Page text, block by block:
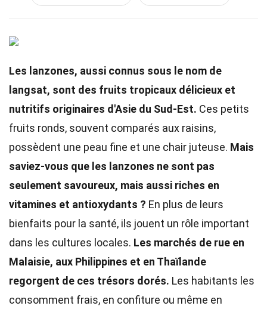
Les lanzones, aussi connus sous le nom de
langsat, sont des fruits tropicaux délicieux et
nutritifs originaires d'Asie du Sud-Est. Ces petits
fruits ronds, souvent comparés aux raisins,
possèdent une peau fine et une chair juteuse. Mais
saviez-vous que les lanzones ne sont pas
seulement savoureux, mais aussi riches en
vitamines et antioxydants ? En plus de leurs
bienfaits pour la santé, ils jouent un rôle important
dans les cultures locales. Les marchés de rue en
Malaisie, aux Philippines et en Thaïlande
regorgent de ces trésors dorés. Les habitants les
consomment frais, en confiture ou même en